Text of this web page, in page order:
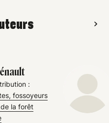
:
fossoyeurs
la forêt